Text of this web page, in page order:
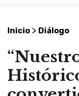
Inicio > Diálogo